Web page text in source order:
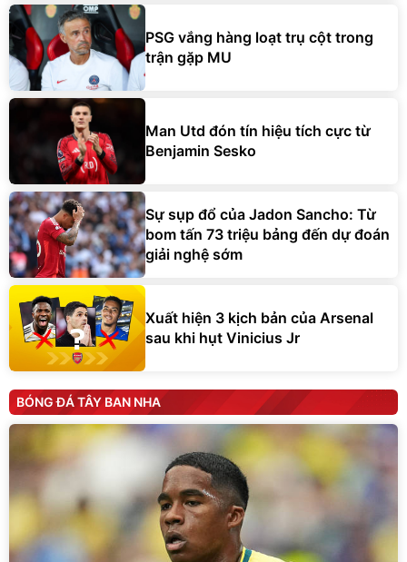
PSG vắng hàng loạt trụ cột trong
trận gặp MU
Man Utd đón tín hiệu tích cực từ
Benjamin Sesko
Sự sụp đổ của Jadon Sancho: Từ
bom tấn 73 triệu bảng đến dự đoán
giải nghệ sớm
Xuất hiện 3 kịch bản của Arsenal
sau khi hụt Vinicius Jr
BÓNG ĐÁ TÂY BAN NHA